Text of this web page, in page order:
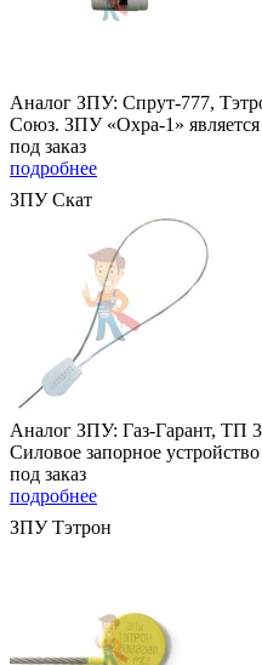
Аналог ЗПУ: Спрут-777,
Союз. ЗПУ «Охра-1» является
под заказ
подробнее
ЗПУ Скат
Аналог ЗПУ: Газ-Гарант, ТП
Силовое запорное
под заказ
подробнее
ЗПУ Тэтрон